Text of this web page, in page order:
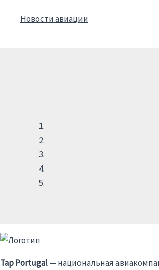
Новости авиации
Tap Portugal— национальная